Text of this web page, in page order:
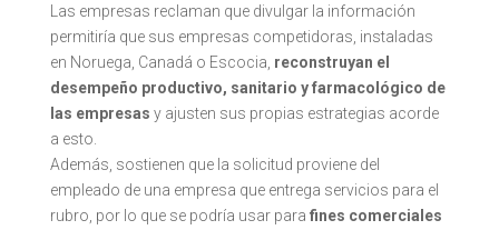
Las empresas reclaman que divulgar la información
permitiría que sus empresas competidoras, instaladas
en Noruega, Canadá o Escocia, reconstruyan el
desempeño productivo, sanitario y farmacológico de
las empresas y ajusten sus propias estrategias acorde
a esto.
Además, sostienen que la solicitud proviene del
empleado de una empresa que entrega servicios para el
rubro, por lo que se podría usar para fines comerciales